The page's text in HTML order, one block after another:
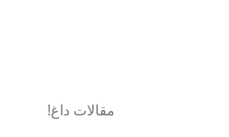
مقالات داغ!